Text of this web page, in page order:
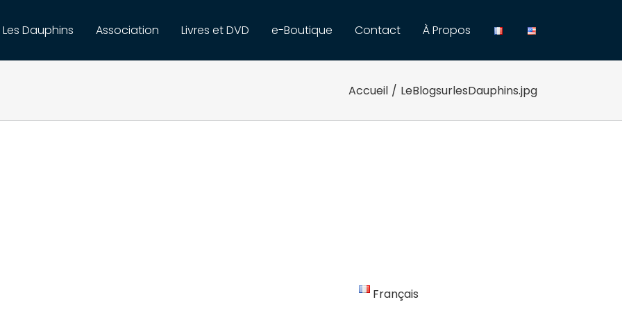
Les Dauphins Association Livres et DVD e-Boutique Contact À Propos
Accueil / LeBlogsurlesDauphins.jpg
Français